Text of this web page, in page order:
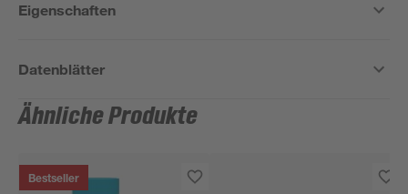
Eigenschaften
Datenblätter
Ähnliche Produkte
Bestseller